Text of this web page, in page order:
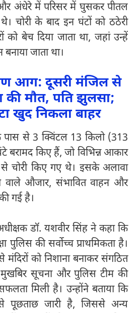
अंधेरे में परिसर में घुसकर पीतल
चोरी के बाद इन घंटों को ठठेरी
को बेच दिया जाता था, जहां उन्हें
जाता था।
आग: दूसरी मंजिल से
की मौत, पति झुलसा;
खुद निकला बाहर
पास से 3 क्विंटल 13 किलो (313
बरामद किए हैं, जो विभिन्न आकार
चोरी किए गए थे। इसके अलावा
वाले औजार, संभावित वाहन और
गई है।
डॉ. यशवीर सिंह ने कहा कि
पुलिस की सर्वोच्च प्राथमिकता है।
को निशाना बनाकर संगठित
मुखबिर सूचना और पुलिस टीम की
मिली है। उन्होंने बताया कि
से पूछताछ जारी है, जिससे अन्य